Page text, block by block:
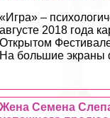
«Игра» –
августе 2018 года
Открытом
На большие экраны
Жена Семена